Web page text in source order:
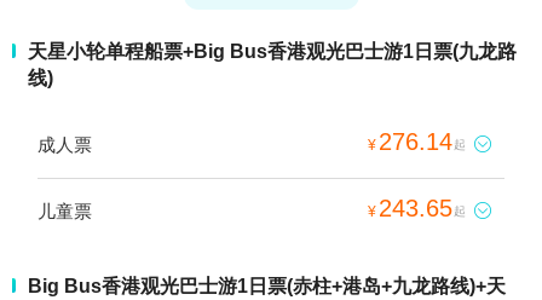
天星小轮单程船票+Big Bus香港观光巴士游1日票(九龙路
线)
成人票 ¥ 276.14起 
儿童票 ¥ 243.65起 
Big Bus香港观光巴士游1日票(赤柱+港岛+九龙路线)+天